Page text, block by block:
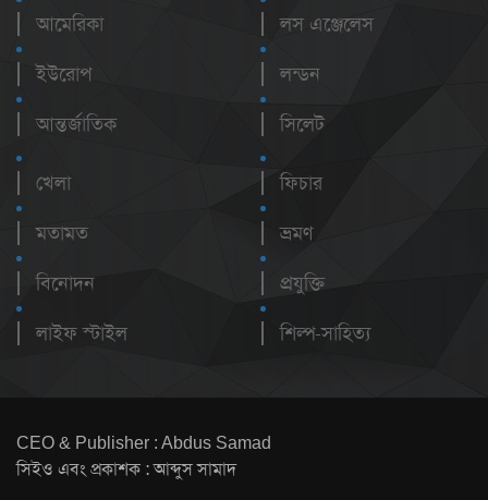
আমেরিকা
ইউরোপ
আন্তর্জাতিক
লস এঞ্জেলেস
লন্ডন
সিলেট
খেলা
মতামত
বিনোদন
লাইফ স্টাইল
ফিচার
ভ্রমণ
প্রযুক্তি
শিল্প-সাহিত্য
CEO & Publisher : Abdus Samad
সিইও এবং প্রকাশক : আব্দুস সামাদ